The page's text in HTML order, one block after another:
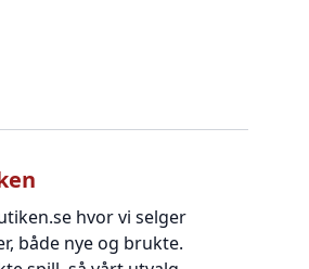
hvor vi selger
både nye og brukte.